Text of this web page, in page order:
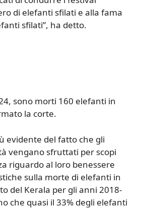
di elefanti sfilati e alla fama
sfilati”, ha detto.
sono morti 160 elefanti in
la corte.
evidente del fatto che gli
vengano sfruttati per scopi
riguardo al loro benessere
sulla morte di elefanti in
del Kerala per gli anni 2018-
che quasi il 33% degli elefanti